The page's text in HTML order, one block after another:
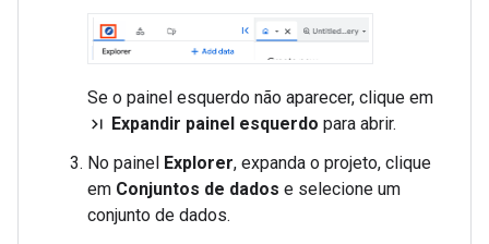
Se o painel esquerdo não aparecer, clique em
last_page Expandir painel esquerdo para abrir.
No painel Explorer, expanda o projeto, clique
em Conjuntos de dados e selecione um
conjunto de dados.